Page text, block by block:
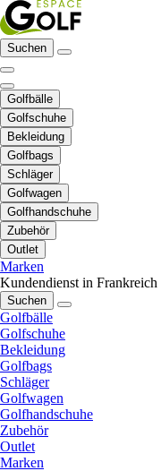
Suchen
Golfbälle
Golfschuhe
Bekleidung
Golfbags
Schläger
Golfwagen
Golfhandschuhe
Zubehör
Outlet
Marken
Kundendienst in Frankreich
Suchen
Golfbälle
Golfschuhe
Bekleidung
Golfbags
Schläger
Golfwagen
Golfhandschuhe
Zubehör
Outlet
Marken